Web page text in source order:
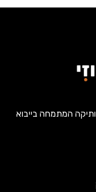
המתמחה בייבוא